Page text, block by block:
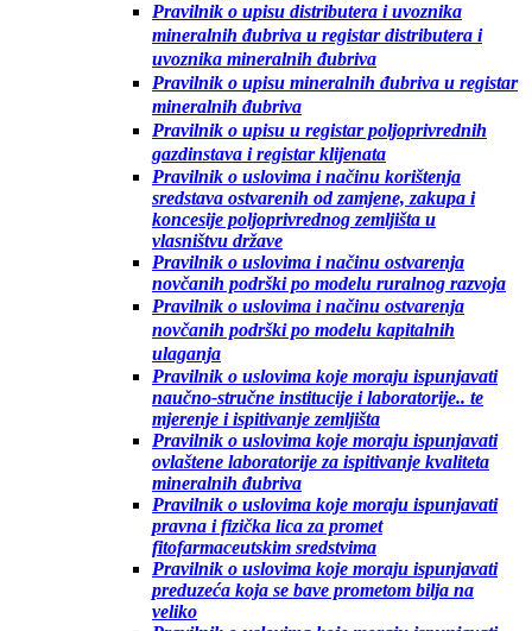
Pravilnik o upisu distributera i uvoznika
mineralnih đubriva u registar distributera i
uvoznika mineralnih đubriva
Pravilnik o upisu mineralnih đubriva u registar
mineralnih đubriva
Pravilnik o upisu u registar poljoprivrednih
gazdinstava i registar klijenata
Pravilnik o uslovima i načinu korištenja
sredstava ostvarenih od zamjene, zakupa i
koncesije poljoprivrednog zemljišta u
vlasništvu države
Pravilnik o uslovima i načinu ostvarenja
novčanih podrški po modelu ruralnog razvoja
Pravilnik o uslovima i načinu ostvarenja
novčanih podrški po modelu kapitalnih
ulaganja
Pravilnik o uslovima koje moraju ispunjavati
naučno-stručne institucije i laboratorije.. te
mjerenje i ispitivanje zemljišta
Pravilnik o uslovima koje moraju ispunjavati
ovlaštene laboratorije za ispitivanje kvaliteta
mineralnih đubriva
Pravilnik o uslovima koje moraju ispunjavati
pravna i fizička lica za promet
fitofarmaceutskim sredstvima
Pravilnik o uslovima koje moraju ispunjavati
preduzeća koja se bave prometom bilja na
veliko